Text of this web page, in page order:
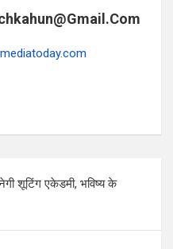
शूटिंग एकेडमी, भविष्य के